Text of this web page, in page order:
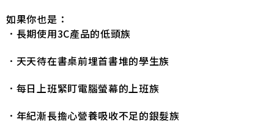
如果你也是：
．長期使用3C產品的低頭族
．天天待在書桌前埋首書堆的學生族
．每日上班緊盯電腦螢幕的上班族
．年紀漸長擔心營養吸收不足的銀髮族